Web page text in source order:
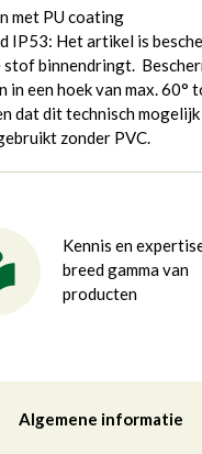
met PU coating
IP53: Het artikel is
binnendringt.
in een hoek van max. 60°
dat dit technisch
zonder PVC.
Kennis en
breed gamma van
producten
Algemene informatie